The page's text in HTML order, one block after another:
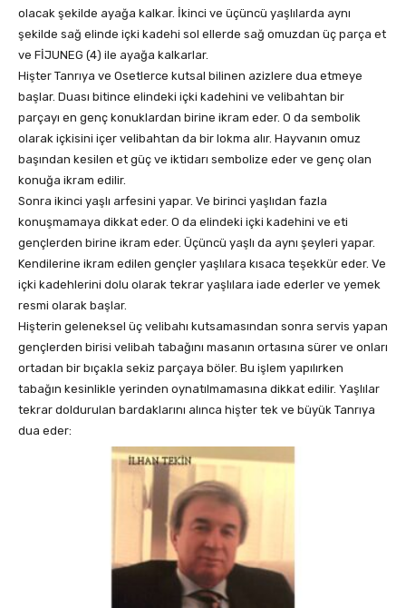
olacak şekilde ayağa kalkar. İkinci ve üçüncü yaşlılarda aynı
şekilde sağ elinde içki kadehi sol ellerde sağ omuzdan üç parça et
ve FİJUNEG (4) ile ayağa kalkarlar.
Hişter Tanrıya ve Osetlerce kutsal bilinen azizlere dua etmeye
başlar. Duası bitince elindeki içki kadehini ve velibahtan bir
parçayı en genç konuklardan birine ikram eder. O da sembolik
olarak içkisini içer velibahtan da bir lokma alır. Hayvanın omuz
başından kesilen et güç ve iktidarı sembolize eder ve genç olan
konuğa ikram edilir.
Sonra ikinci yaşlı arfesini yapar. Ve birinci yaşlıdan fazla
konuşmamaya dikkat eder. O da elindeki içki kadehini ve eti
gençlerden birine ikram eder. Üçüncü yaşlı da aynı şeyleri yapar.
Kendilerine ikram edilen gençler yaşlılara kısaca teşekkür eder. Ve
içki kadehlerini dolu olarak tekrar yaşlılara iade ederler ve yemek
resmi olarak başlar.
Hişterin geleneksel üç velibahı kutsamasından sonra servis yapan
gençlerden birisi velibah tabağını masanın ortasına sürer ve onları
ortadan bir bıçakla sekiz parçaya böler. Bu işlem yapılırken
tabağın kesinlikle yerinden oynatılmamasına dikkat edilir. Yaşlılar
tekrar doldurulan bardaklarını alınca hişter tek ve büyük Tanrıya
dua eder: